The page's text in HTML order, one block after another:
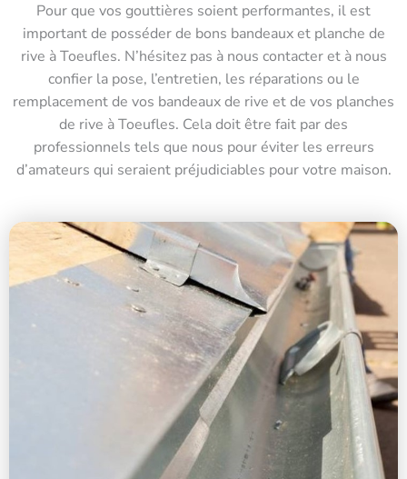
Pour que vos gouttières soient performantes, il est
important de posséder de bons bandeaux et planche de
rive à Toeufles. N’hésitez pas à nous contacter et à nous
confier la pose, l’entretien, les réparations ou le
remplacement de vos bandeaux de rive et de vos planches
de rive à Toeufles. Cela doit être fait par des
professionnels tels que nous pour éviter les erreurs
d’amateurs qui seraient préjudiciables pour votre maison.